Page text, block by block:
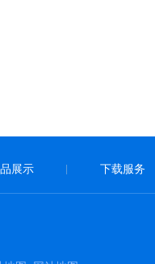
展示 下载服务